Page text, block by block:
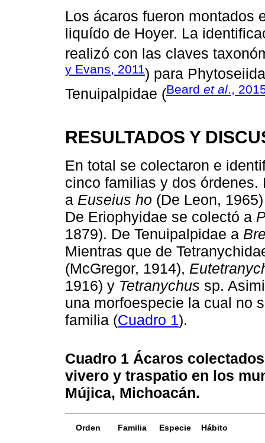
Los ácaros fueron montados
liquído de Hoyer. La
realizó con las claves
y Evans, 2011) para
Tenuipalpidae (Beard et al.,
RESULTADOS Y
En total se colectaron e
cinco familias y dos
a Euseius ho (De Leon,
De Eriophyidae se colectó a
1879). De Tenuipalpidae a
Mientras que de
(McGregor, 1914),
1916) y Tetranychus sp.
una morfoespecie la cual no
familia (Cuadro 1).
Cuadro 1 Ácaros
vivero y traspatio en los
Mújica, Michoacán.
Orden Familia Especie Hábito